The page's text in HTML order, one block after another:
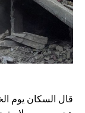
قال السكان يوم